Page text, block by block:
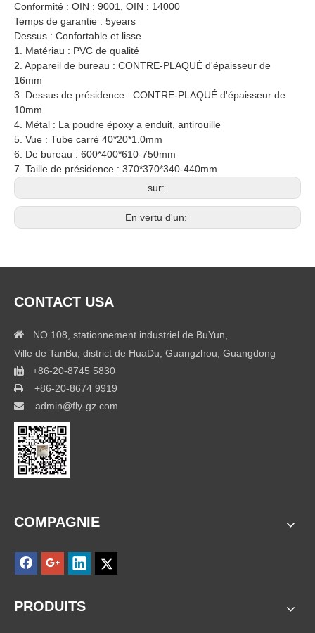
Conformité : OIN : 9001, OIN : 14000
Temps de garantie : 5years
Dessus : Confortable et lisse
1. Matériau : PVC de qualité
2. Appareil de bureau : CONTRE-PLAQUÉ d'épaisseur de
16mm
3. Dessus de présidence : CONTRE-PLAQUÉ d'épaisseur de
10mm
4. Métal : La poudre époxy a enduit, antirouille
5. Vue : Tube carré 40*20*1.0mm
6. De bureau : 600*400*610-750mm
7. Taille de présidence : 370*370*340-440mm
sur:
En vertu d'un:
CONTACT USA
 NO.108, stationnement industriel de BuYun,
Ville de TanBu, district de HuaDu, Guangzhou, Guangdong
 +86-20-8745 5830
 +86-20-8674 9919
 admin@fly-gz.com
COMPAGNIE
PRODUITS